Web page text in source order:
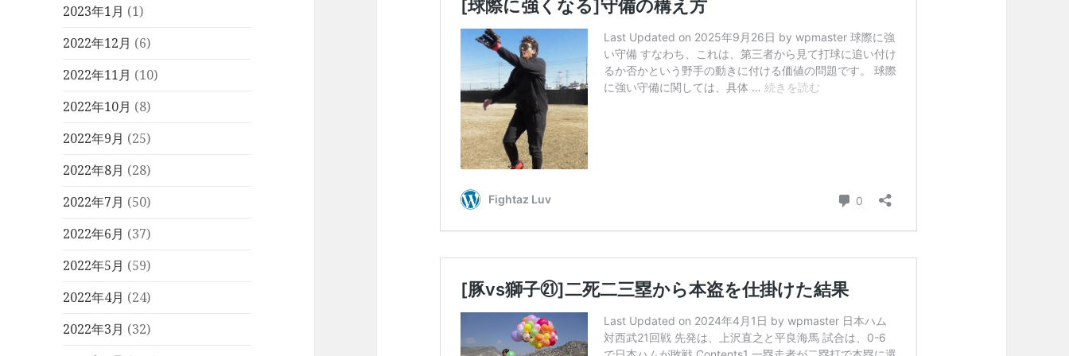
2023年1月 (1)
2022年12月 (6)
2022年11月 (10)
2022年10月 (8)
2022年9月 (25)
2022年8月 (28)
2022年7月 (50)
2022年6月 (37)
2022年5月 (59)
2022年4月 (24)
2022年3月 (32)